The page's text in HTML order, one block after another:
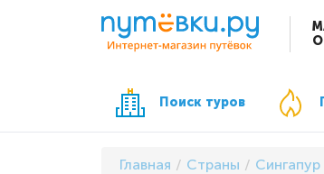
Поиск туров
Главная Страны Сингапур